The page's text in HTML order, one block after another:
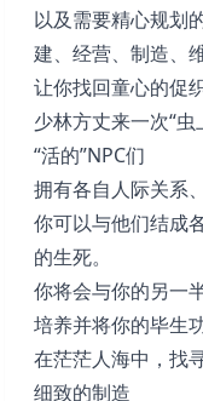
以及需要精心规划
建、经营、制造、
让你找回童心的促
少林方丈来一次“虫
“活的”NPC们
拥有各自人际关系
你可以与他们结成
的生死。
你将会与你的另一
培养并将你的毕生
在茫茫人海中，找
细致的制造